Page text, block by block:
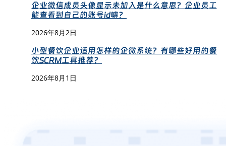
企业微信成员头像显示未加入是什么意思？企业员工
能查看到自己的账号id嘛？
2026年8月2日
小型餐饮企业适用怎样的企微系统？有哪些好用的餐
饮SCRM工具推荐？
2026年8月1日